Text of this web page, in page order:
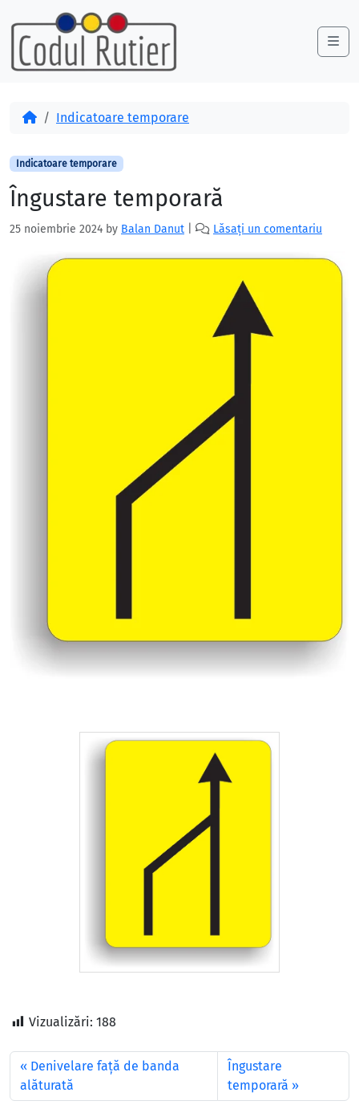
Skip to content
Skip to footer
AcasăIndicatoare temporare
Indicatoare temporare
Îngustare temporară
25 noiembrie 2024 by Balan Danut Lăsați un comentariu
Vizualizări: 188
Denivelare față de banda
alăturată
Îngustare
temporară